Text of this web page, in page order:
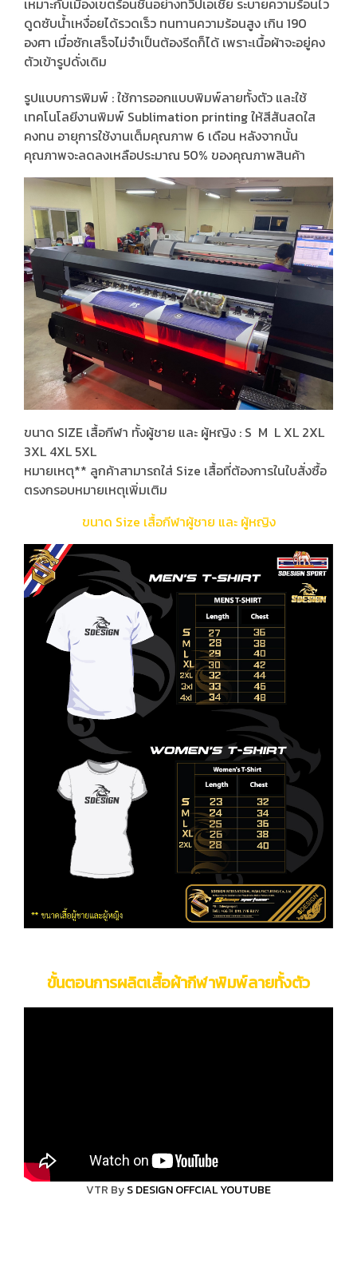
เหมาะกับเมืองเขตร้อนชื้นอย่างทวีปเอเชีย ระบายความร้อนไว
ดูดซับน้ำเหงื่อยได้รวดเร็ว ทนทานความร้อนสูง เกิน 190
องศา เมื่อซักเสร็จไม่จำเป็นต้องรีดก็ได้ เพราะเนื้อผ้าจะอยู่คง
ตัวเข้ารูปดั่งเดิม
รูปแบบการพิมพ์ : ใช้การออกแบบพิมพ์ลายทั้งตัว และใช้
เทคโนโลยีงานพิมพ์ Sublimation printing ให้สีสันสดใส
คงทน อายุการใช้งานเต็มคุณภาพ 6 เดือน หลังจากนั้น
คุณภาพจะลดลงเหลือประมาณ 50% ของคุณภาพสินค้า
ขนาด SIZE เสื้อกีฬา ทั้งผู้ชาย และ ผู้หญิง : S M L XL 2XL
3XL 4XL 5XL
หมายเหตุ** ลูกค้าสามารถใส่ Size เสื้อที่ต้องการในใบสั่งซื้อ
ตรงกรอบหมายเหตุเพิ่มเติม
ขนาด Size เสื้อกีฬาผู้ชาย และ ผู้หญิง
ขั้นตอนการผลิตเสื้อผ้ากีฬาพิมพ์ลายทั้งตัว
VTR ByS DESIGN OFFCIAL YOUTUBE